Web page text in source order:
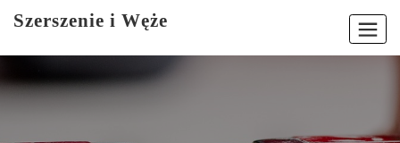
Szerszenie i Węże